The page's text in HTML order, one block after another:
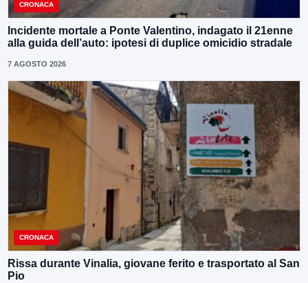
CRONACA
Incidente mortale a Ponte Valentino, indagato il 21enne
alla guida dell’auto: ipotesi di duplice omicidio stradale
7 AGOSTO 2026
CRONACA
Rissa durante Vinalia, giovane ferito e trasportato al San
Pio